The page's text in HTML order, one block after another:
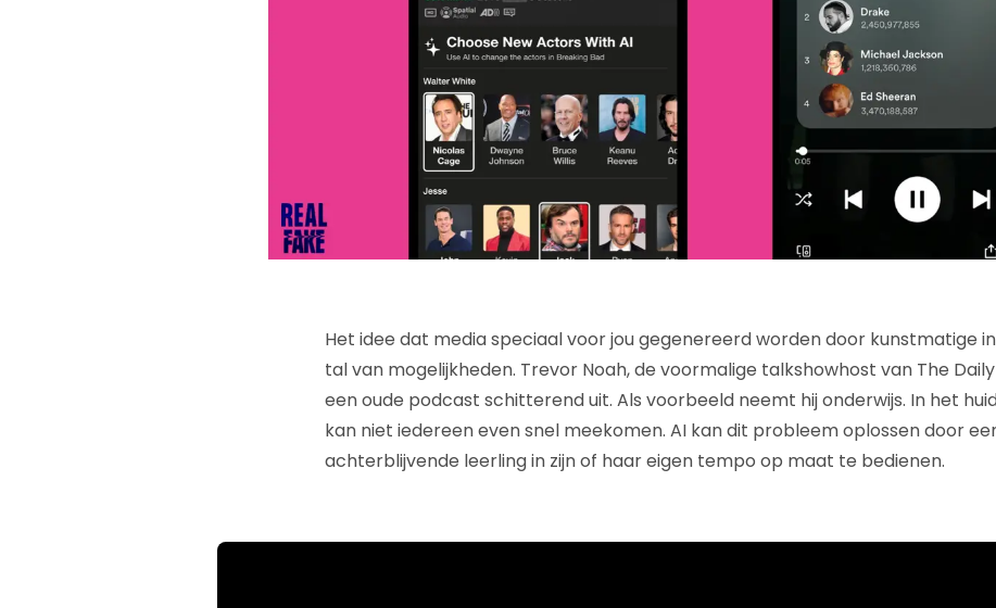
Het idee dat media speciaal voor jou gegenereerd worden door kunstmatige
tal van mogelijkheden. Trevor Noah, de voormalige talkshowhost van The
een oude podcast schitterend uit. Als voorbeeld neemt hij onderwijs. In het
kan niet iedereen even snel meekomen. AI kan dit probleem oplossen door
achterblijvende leerling in zijn of haar eigen tempo op maat te bedienen.